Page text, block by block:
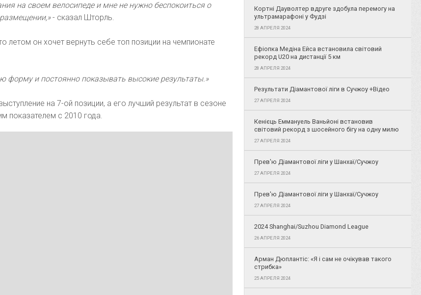
на своем велосипеде и мне не нужно беспокоиться о
- сказал Шторль.
летом он хочет вернуть себе топ позиции на чемпионате
форму и постоянно показывать высокие результаты.»
на 7-ой позиции, а его лучший результат в сезоне
показателем с 2010 года.
Кортні Дауволтер вдруге здобула перемогу на
ультрамарафоні у Фудзі
28 АПРЕЛЯ 2024
Ефіопка Медіна Ейса встановила світовий
рекорд U20 на дистанції 5 км
28 АПРЕЛЯ 2024
Результати Діамантової ліги в Сучжоу +Відео
27 АПРЕЛЯ 2024
Кенієць Еммануель Ваньйоні встановив
світовий рекорд з шосейного бігу на одну милю
27 АПРЕЛЯ 2024
Прев'ю Діамантової ліги у Шанхаї/Сучжоу
27 АПРЕЛЯ 2024
Прев'ю Діамантової ліги у Шанхаї/Сучжоу
27 АПРЕЛЯ 2024
2024 Shanghai/Suzhou Diamond League
26 АПРЕЛЯ 2024
Арман Дюплантіс: «Я і сам не очікував такого
стрибка»
25 АПРЕЛЯ 2024